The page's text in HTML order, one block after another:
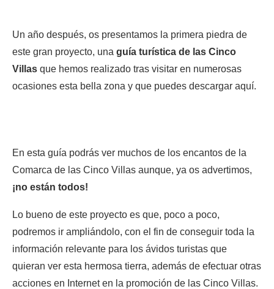
Un año después, os presentamos la primera piedra de
este gran proyecto, una guía turística de las Cinco
Villas que hemos realizado tras visitar en numerosas
ocasiones esta bella zona y que puedes descargar aquí.
En esta guía podrás ver muchos de los encantos de la
Comarca de las Cinco Villas aunque, ya os advertimos,
¡no están todos!
Lo bueno de este proyecto es que, poco a poco,
podremos ir ampliándolo, con el fin de conseguir toda la
información relevante para los ávidos turistas que
quieran ver esta hermosa tierra, además de efectuar otras
acciones en Internet en la promoción de las Cinco Villas.